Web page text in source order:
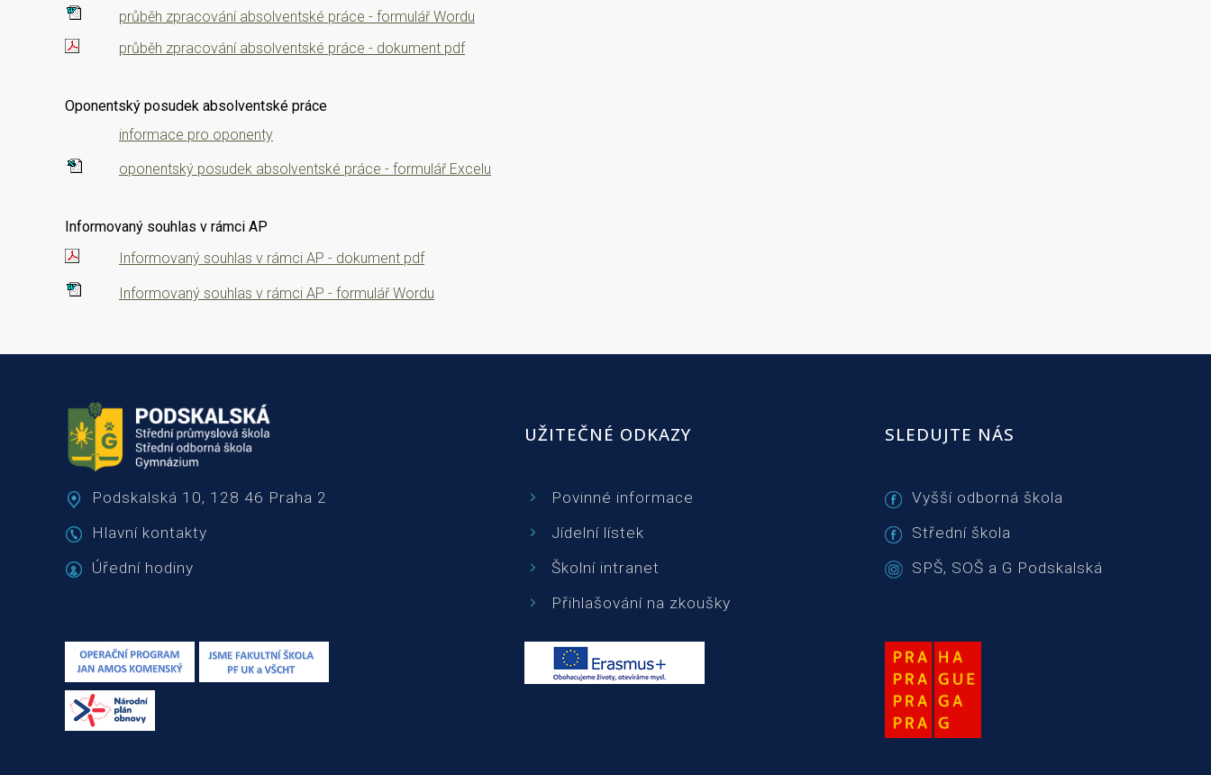
průběh zpracování absolventské práce - formulář Wordu
průběh zpracování absolventské práce - dokument pdf
Oponentský posudek absolventské práce
informace pro oponenty
oponentský posudek absolventské práce - formulář Excelu
Informovaný souhlas v rámci AP
Informovaný souhlas v rámci AP - dokument pdf
Informovaný souhlas v rámci AP - formulář Wordu
UŽITEČNÉ ODKAZY SLEDUJTE NÁS
Podskalská 10, 128 46 Praha 2
Hlavní kontakty
Úřední hodiny
Povinné informace
Jídelní lístek
Školní intranet
Přihlašování na zkoušky
Vyšší odborná škola
Střední škola
SPŠ, SOŠ a G Podskalská